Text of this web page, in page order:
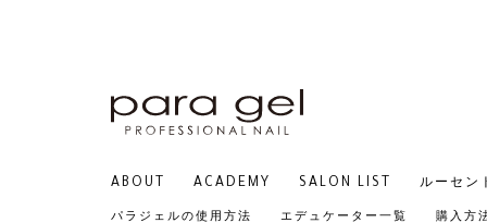
ABOUT ACADEMY SALON LIST ルーセン
パラジェルの使用方法 エデュケーター一覧 購入方